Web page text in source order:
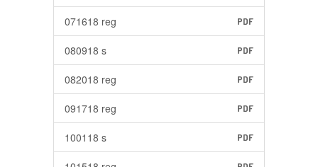
071618 reg PDF
080918 s PDF
082018 reg PDF
091718 reg PDF
100118 s PDF